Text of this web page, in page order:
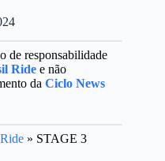
de responsabilidade
Ride e não
da Ciclo News
» STAGE 3